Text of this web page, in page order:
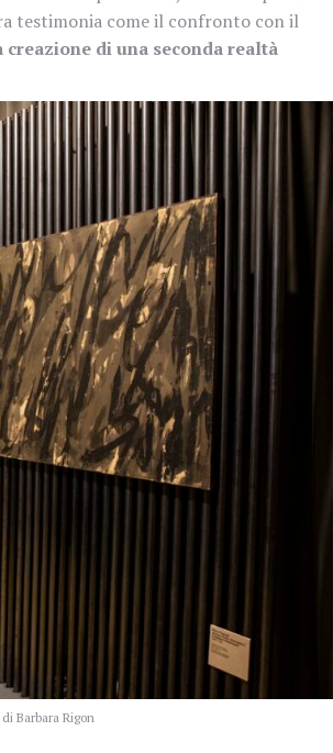
testimonia come il confronto con il
di una seconda realtà
Barbara Rigon